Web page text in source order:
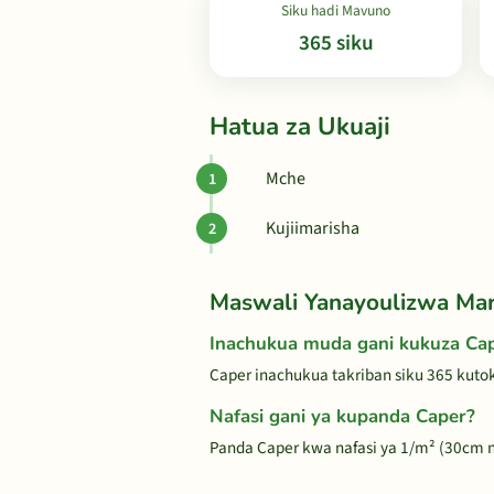
Siku hadi Mavuno
365 siku
Hatua za Ukuaji
Mche
Kujiimarisha
Maswali Yanayoulizwa
Inachukua muda gani kukuza
Caper inachukua takriban siku 365
Nafasi gani ya kupanda Caper?
Panda Caper kwa nafasi ya 1/m²